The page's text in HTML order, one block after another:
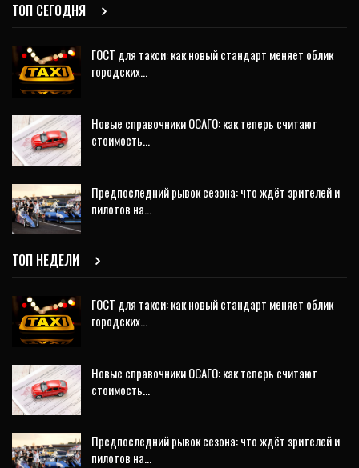
ТОП СЕГОДНЯ
ГОСТ для такси: как новый стандарт меняет облик
городских…
Новые справочники ОСАГО: как теперь считают
стоимость…
Предпоследний рывок сезона: что ждёт зрителей и
пилотов на…
ТОП НЕДЕЛИ
ГОСТ для такси: как новый стандарт меняет облик
городских…
Новые справочники ОСАГО: как теперь считают
стоимость…
Предпоследний рывок сезона: что ждёт зрителей и
пилотов на…